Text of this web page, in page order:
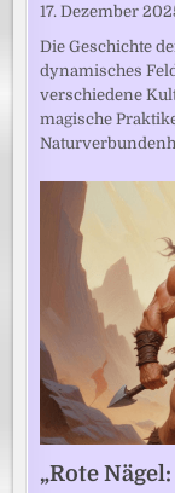
17. Dezember
Die Geschichte
dynamisches
verschiedene
magische
„Rote